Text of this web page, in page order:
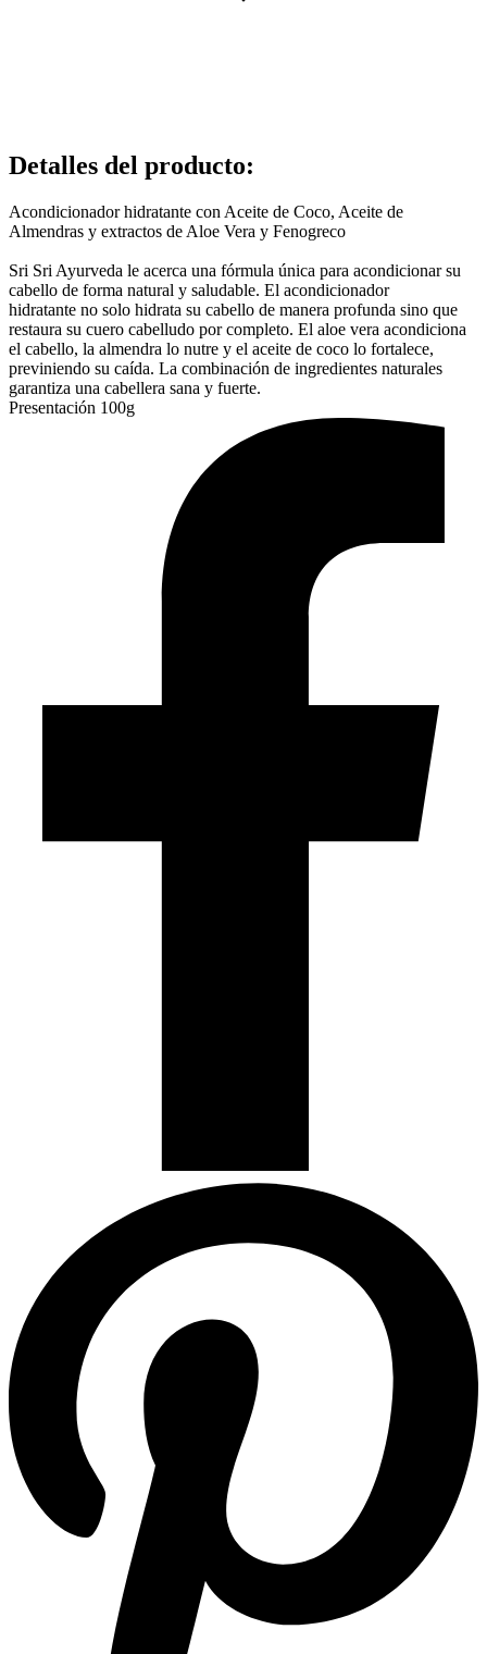
Detalles del producto:
Acondicionador hidratante con Aceite de Coco, Aceite de
Almendras y extractos de Aloe Vera y Fenogreco
Sri Sri Ayurveda le acerca una fórmula única para acondicionar su
cabello de forma natural y saludable. El acondicionador
hidratante no solo hidrata su cabello de manera profunda sino que
restaura su cuero cabelludo por completo. El aloe vera acondiciona
el cabello, la almendra lo nutre y el aceite de coco lo fortalece,
previniendo su caída. La combinación de ingredientes naturales
garantiza una cabellera sana y fuerte.
Presentación 100g